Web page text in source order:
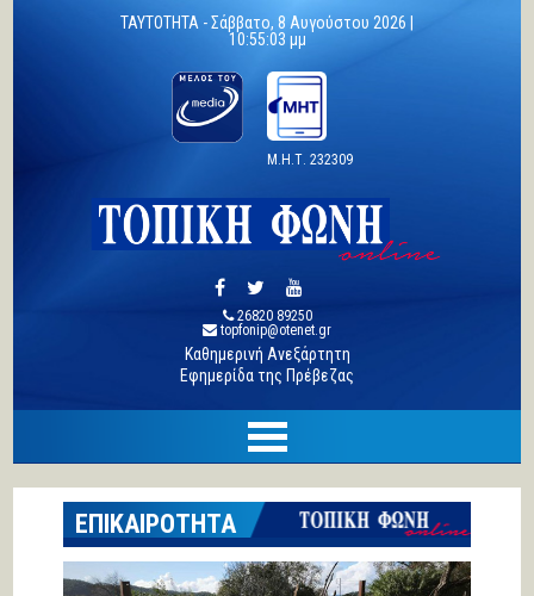
TAYTOTHTA -Σάββατο, 8 Αυγούστου 2026 |
10:55:04 μμ
Μ.Η.Τ. 232309
26820 89250
topfonip@otenet.gr
Καθημερινή Ανεξάρτητη
Εφημερίδα της Πρέβεζας
ΕΠΙΚΑΙΡΟΤΗΤΑ